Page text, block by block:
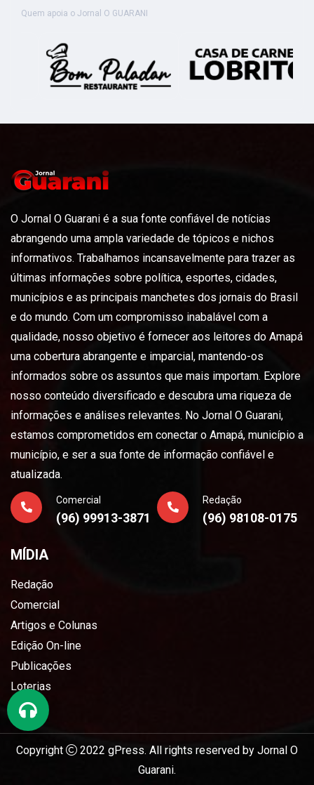
Quem apoia o Jornal O GUARANI
O Jornal O Guarani é a sua fonte confiável de notícias
abrangendo uma ampla variedade de tópicos e nichos
informativos. Trabalhamos incansavelmente para trazer as
últimas informações sobre política, esportes, cidades,
municípios e as principais manchetes dos jornais do Brasil
e do mundo. Com um compromisso inabalável com a
qualidade, nosso objetivo é fornecer aos leitores do Amapá
uma cobertura abrangente e imparcial, mantendo-os
informados sobre os assuntos que mais importam. Explore
nosso conteúdo diversificado e descubra uma riqueza de
informações e análises relevantes. No Jornal O Guarani,
estamos comprometidos em conectar o Amapá, município a
município, e ser a sua fonte de informação confiável e
atualizada.
Comercial
(96) 99913-3871
Redação
(96) 98108-0175
MÍDIA
Redação
Comercial
Artigos e Colunas
Edição On-line
Publicações
Loterias
Copyright 2022 gPress. All rights reserved by Jornal O
Guarani.